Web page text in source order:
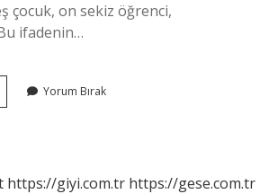
çocuk, on sekiz öğrenci,
ifadenin…
Yorum Bırak
https://giyi.com.tr https://gese.com.tr